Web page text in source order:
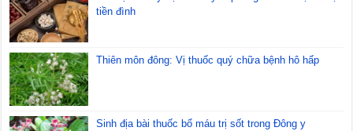
tiền đình
Thiên môn đông: Vị thuốc quý chữa bệnh hô hấp
Sinh địa bài thuốc bổ máu trị sốt trong Đông y